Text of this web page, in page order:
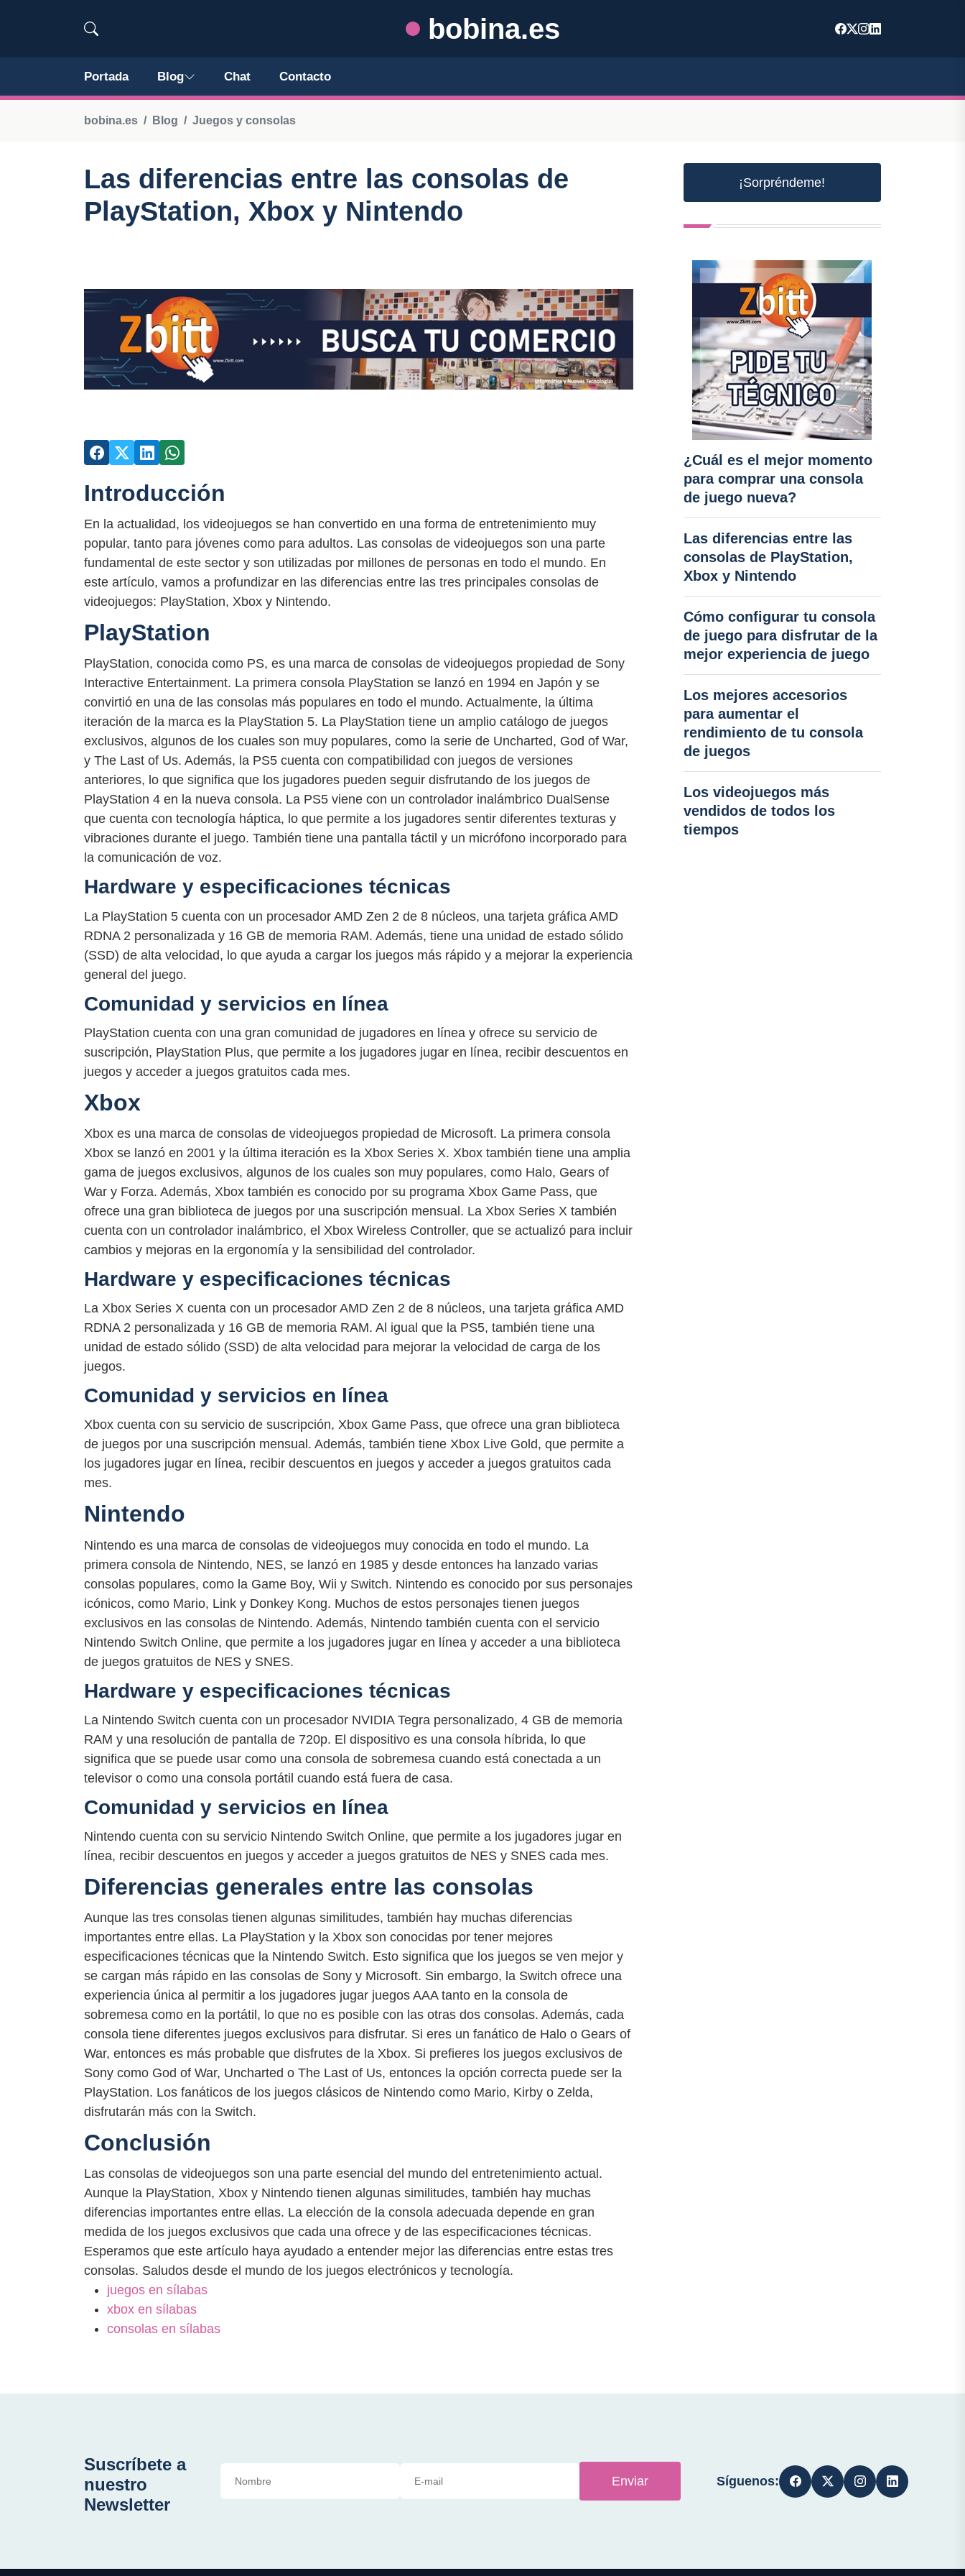
bobina.es
Portada Blog Chat Contacto
bobina.es Blog Juegos y consolas
Las diferencias entre las consolas de
PlayStation, Xbox y Nintendo
Introducción
En la actualidad, los videojuegos se han convertido en una forma de entretenimiento muy
popular, tanto para jóvenes como para adultos. Las consolas de videojuegos son una parte
fundamental de este sector y son utilizadas por millones de personas en todo el mundo. En
este artículo, vamos a profundizar en las diferencias entre las tres principales consolas de
videojuegos: PlayStation, Xbox y Nintendo.
PlayStation
PlayStation, conocida como PS, es una marca de consolas de videojuegos propiedad de Sony
Interactive Entertainment. La primera consola PlayStation se lanzó en 1994 en Japón y se
convirtió en una de las consolas más populares en todo el mundo. Actualmente, la última
iteración de la marca es la PlayStation 5. La PlayStation tiene un amplio catálogo de juegos
exclusivos, algunos de los cuales son muy populares, como la serie de Uncharted, God of War,
y The Last of Us. Además, la PS5 cuenta con compatibilidad con juegos de versiones
anteriores, lo que significa que los jugadores pueden seguir disfrutando de los juegos de
PlayStation 4 en la nueva consola. La PS5 viene con un controlador inalámbrico DualSense
que cuenta con tecnología háptica, lo que permite a los jugadores sentir diferentes texturas y
vibraciones durante el juego. También tiene una pantalla táctil y un micrófono incorporado para
la comunicación de voz.
Hardware y especificaciones técnicas
La PlayStation 5 cuenta con un procesador AMD Zen 2 de 8 núcleos, una tarjeta gráfica AMD
RDNA 2 personalizada y 16 GB de memoria RAM. Además, tiene una unidad de estado sólido
(SSD) de alta velocidad, lo que ayuda a cargar los juegos más rápido y a mejorar la experiencia
general del juego.
Comunidad y servicios en línea
PlayStation cuenta con una gran comunidad de jugadores en línea y ofrece su servicio de
suscripción, PlayStation Plus, que permite a los jugadores jugar en línea, recibir descuentos en
juegos y acceder a juegos gratuitos cada mes.
Xbox
Xbox es una marca de consolas de videojuegos propiedad de Microsoft. La primera consola
Xbox se lanzó en 2001 y la última iteración es la Xbox Series X. Xbox también tiene una amplia
gama de juegos exclusivos, algunos de los cuales son muy populares, como Halo, Gears of
War y Forza. Además, Xbox también es conocido por su programa Xbox Game Pass, que
ofrece una gran biblioteca de juegos por una suscripción mensual. La Xbox Series X también
cuenta con un controlador inalámbrico, el Xbox Wireless Controller, que se actualizó para incluir
cambios y mejoras en la ergonomía y la sensibilidad del controlador.
Hardware y especificaciones técnicas
La Xbox Series X cuenta con un procesador AMD Zen 2 de 8 núcleos, una tarjeta gráfica AMD
RDNA 2 personalizada y 16 GB de memoria RAM. Al igual que la PS5, también tiene una
unidad de estado sólido (SSD) de alta velocidad para mejorar la velocidad de carga de los
juegos.
Comunidad y servicios en línea
Xbox cuenta con su servicio de suscripción, Xbox Game Pass, que ofrece una gran biblioteca
de juegos por una suscripción mensual. Además, también tiene Xbox Live Gold, que permite a
los jugadores jugar en línea, recibir descuentos en juegos y acceder a juegos gratuitos cada
mes.
Nintendo
Nintendo es una marca de consolas de videojuegos muy conocida en todo el mundo. La
primera consola de Nintendo, NES, se lanzó en 1985 y desde entonces ha lanzado varias
consolas populares, como la Game Boy, Wii y Switch. Nintendo es conocido por sus personajes
icónicos, como Mario, Link y Donkey Kong. Muchos de estos personajes tienen juegos
exclusivos en las consolas de Nintendo. Además, Nintendo también cuenta con el servicio
Nintendo Switch Online, que permite a los jugadores jugar en línea y acceder a una biblioteca
de juegos gratuitos de NES y SNES.
Hardware y especificaciones técnicas
La Nintendo Switch cuenta con un procesador NVIDIA Tegra personalizado, 4 GB de memoria
RAM y una resolución de pantalla de 720p. El dispositivo es una consola híbrida, lo que
significa que se puede usar como una consola de sobremesa cuando está conectada a un
televisor o como una consola portátil cuando está fuera de casa.
Comunidad y servicios en línea
Nintendo cuenta con su servicio Nintendo Switch Online, que permite a los jugadores jugar en
línea, recibir descuentos en juegos y acceder a juegos gratuitos de NES y SNES cada mes.
Diferencias generales entre las consolas
Aunque las tres consolas tienen algunas similitudes, también hay muchas diferencias
importantes entre ellas. La PlayStation y la Xbox son conocidas por tener mejores
especificaciones técnicas que la Nintendo Switch. Esto significa que los juegos se ven mejor y
se cargan más rápido en las consolas de Sony y Microsoft. Sin embargo, la Switch ofrece una
experiencia única al permitir a los jugadores jugar juegos AAA tanto en la consola de
sobremesa como en la portátil, lo que no es posible con las otras dos consolas. Además, cada
consola tiene diferentes juegos exclusivos para disfrutar. Si eres un fanático de Halo o Gears of
War, entonces es más probable que disfrutes de la Xbox. Si prefieres los juegos exclusivos de
Sony como God of War, Uncharted o The Last of Us, entonces la opción correcta puede ser la
PlayStation. Los fanáticos de los juegos clásicos de Nintendo como Mario, Kirby o Zelda,
disfrutarán más con la Switch.
Conclusión
Las consolas de videojuegos son una parte esencial del mundo del entretenimiento actual.
Aunque la PlayStation, Xbox y Nintendo tienen algunas similitudes, también hay muchas
diferencias importantes entre ellas. La elección de la consola adecuada depende en gran
medida de los juegos exclusivos que cada una ofrece y de las especificaciones técnicas.
Esperamos que este artículo haya ayudado a entender mejor las diferencias entre estas tres
consolas. Saludos desde el mundo de los juegos electrónicos y tecnología.
juegos en sílabas
xbox en sílabas
consolas en sílabas
¡Sorpréndeme!
¿Cuál es el mejor momento
para comprar una consola
de juego nueva?
Las diferencias entre las
consolas de PlayStation,
Xbox y Nintendo
Cómo configurar tu consola
de juego para disfrutar de la
mejor experiencia de juego
Los mejores accesorios
para aumentar el
rendimiento de tu consola
de juegos
Los videojuegos más
vendidos de todos los
tiempos
Suscríbete a
nuestro
Newsletter
Enviar Síguenos: